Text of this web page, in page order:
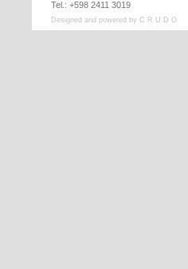
Tel.: +598 2411 3019
Designed and powered by C R U D O